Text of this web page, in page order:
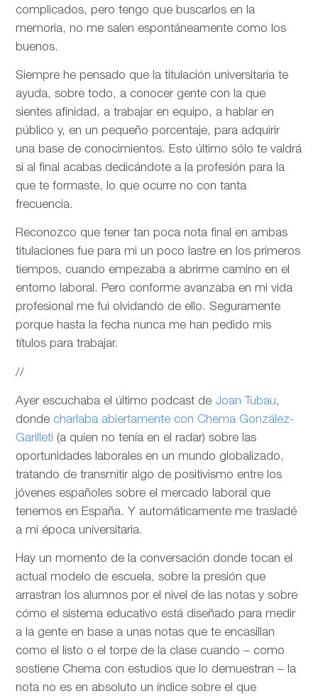
complicados, pero tengo que buscarlos en la
memoria, no me salen espontáneamente como los
buenos.
Siempre he pensado que la titulación universitaria te
ayuda, sobre todo, a conocer gente con la que
sientes afinidad, a trabajar en equipo, a hablar en
público y, en un pequeño porcentaje, para adquirir
una base de conocimientos. Esto último sólo te valdrá
si al final acabas dedicándote a la profesión para la
que te formaste, lo que ocurre no con tanta
frecuencia.
Reconozco que tener tan poca nota final en ambas
titulaciones fue para mi un poco lastre en los primeros
tiempos, cuando empezaba a abrirme camino en el
entorno laboral. Pero conforme avanzaba en mi vida
profesional me fui olvidando de ello. Seguramente
porque hasta la fecha nunca me han pedido mis
títulos para trabajar.
//
Ayer escuchaba el último podcast de Joan Tubau,
donde charlaba abiertamente con Chema González-
Garilleti (a quien no tenía en el radar) sobre las
oportunidades laborales en un mundo globalizado,
tratando de transmitir algo de positivismo entre los
jóvenes españoles sobre el mercado laboral que
tenemos en España. Y automáticamente me trasladé
a mi época universitaria.
Hay un momento de la conversación donde tocan el
actual modelo de escuela, sobre la presión que
arrastran los alumnos por el nivel de las notas y sobre
cómo el sistema educativo está diseñado para medir
a la gente en base a unas notas que te encasillan
como el listo o el torpe de la clase cuando – como
sostiene Chema con estudios que lo demuestran – la
nota no es en absoluto un índice sobre el que